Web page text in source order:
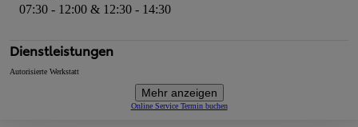
07:30 - 12:00 & 12:30 - 14:30
Dienstleistungen
Autorisierte Werkstatt
Mehr anzeigen
Online Service Termin buchen